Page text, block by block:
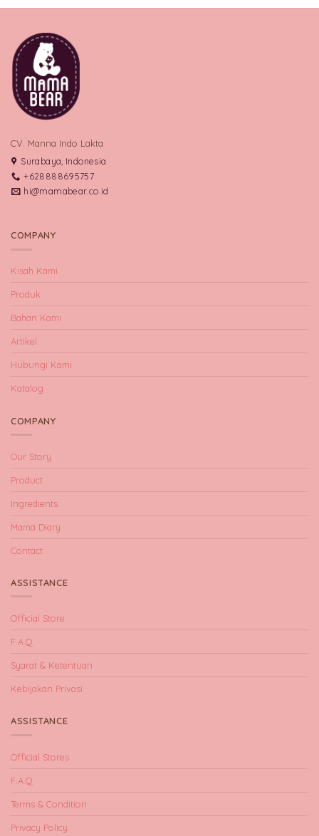
CV. Manna Indo Lakta
Surabaya, Indonesia
+628888695757
hi@mamabear.co.id
COMPANY
Kisah Kami
Produk
Bahan Kami
Artikel
Hubungi Kami
Katalog
COMPANY
Our Story
Product
Ingredients
Mama Diary
Contact
ASSISTANCE
Official Store
F.A.Q
Syarat & Ketentuan
Kebijakan Privasi
ASSISTANCE
Official Stores
F.A.Q
Terms & Condition
Privacy Policy